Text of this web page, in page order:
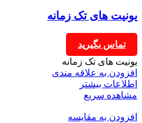
یونیت های تک زمانه
تماس بگیرید
یونیت های تک زمانه
افزودن به علاقه مندی
اطلاعات بیشتر
مشاهده سریع
افزودن به مقایسه